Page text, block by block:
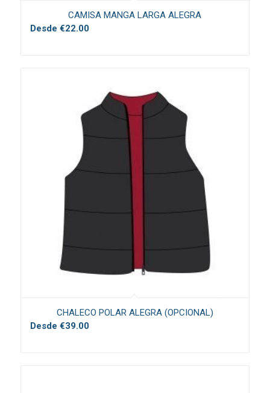
CAMISA MANGA LARGA ALEGRA
Desde €22.00
CHALECO POLAR ALEGRA (OPCIONAL)
Desde €39.00